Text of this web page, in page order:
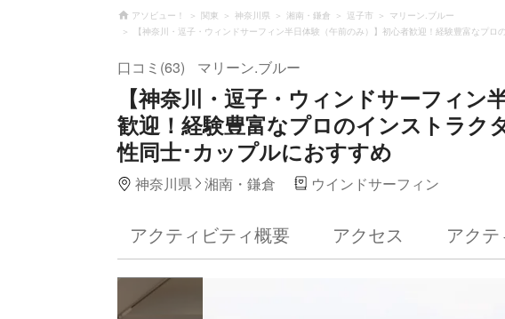
アソビュー！ 関東 神奈川県 湘南・鎌倉 逗子市
マリーン.ブルー
【神奈川・逗子・ウィンドサーフィン半日体験（午前のみ）】初心者歓迎！経験豊富なプ
口コミ(63) マリーン.ブルー
【神奈川・逗子・ウィンドサーフィン
歓迎！経験豊富なプロのインストラク
性同士･カップルにおすすめ
神奈川県 湘南・鎌倉 ウインドサーフィン
アクティビティ概要 アクセス アク